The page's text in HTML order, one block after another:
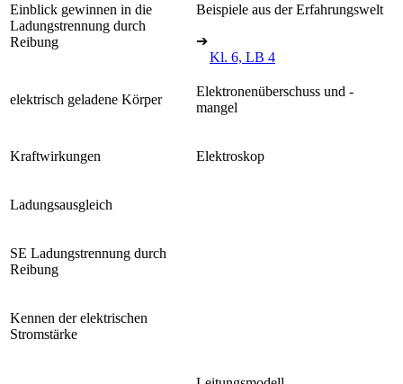
Einblick gewinnen in die
Ladungstrennung durch
Reibung
Beispiele aus der Erfahrungswelt
➔
Kl. 6, LB 4
elektrisch geladene Körper
Elektronenüberschuss und -
mangel
Kraftwirkungen Elektroskop
Ladungsausgleich
SE Ladungstrennung durch
Reibung
Kennen der elektrischen
Stromstärke